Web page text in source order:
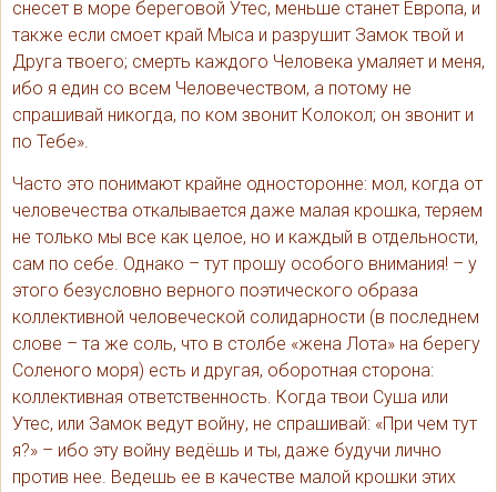
снесет в море береговой Утес, меньше станет Европа, и
также если смоет край Мыса и разрушит Замок твой и
Друга твоего; смерть каждого Человека умаляет и меня,
ибо я един со всем Человечеством, а потому не
спрашивай никогда, по ком звонит Колокол; он звонит и
по Тебе».
Часто это понимают крайне односторонне: мол, когда от
человечества откалывается даже малая крошка, теряем
не только мы все как целое, но и каждый в отдельности,
сам по себе. Однако – тут прошу особого внимания! – у
этого безусловно верного поэтического образа
коллективной человеческой солидарности (в последнем
слове – та же соль, что в столбе «жена Лота» на берегу
Соленого моря) есть и другая, оборотная сторона:
коллективная ответственность. Когда твои Суша или
Утес, или Замок ведут войну, не спрашивай: «При чем тут
я?» – ибо эту войну ведёшь и ты, даже будучи лично
против нее. Ведешь ее в качестве малой крошки этих